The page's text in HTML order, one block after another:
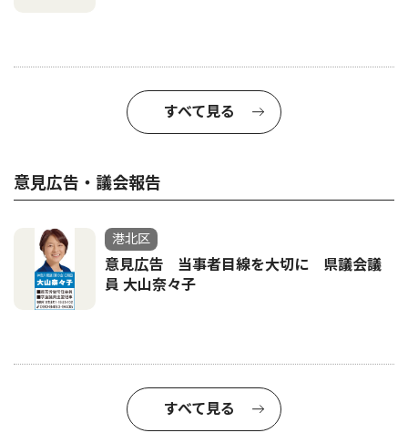
すべて見る
意見広告・議会報告
港北区
意見広告 当事者目線を大切に 県議会議
員 大山奈々子
すべて見る